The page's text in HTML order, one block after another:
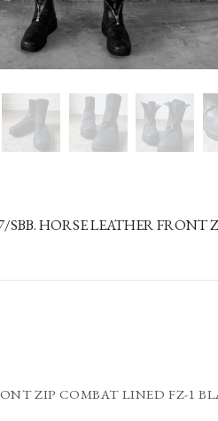
SBB. HORSE LEATHER FRONT
ZIP COMBAT LINED FZ-1